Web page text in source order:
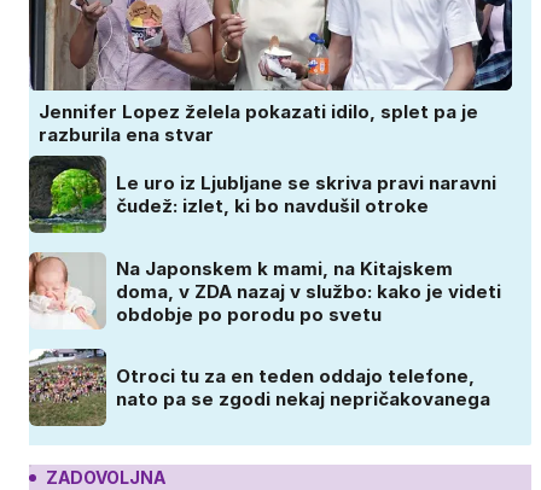
Jennifer Lopez želela pokazati idilo, splet pa je
razburila ena stvar
Le uro iz Ljubljane se skriva pravi naravni
čudež: izlet, ki bo navdušil otroke
Na Japonskem k mami, na Kitajskem
doma, v ZDA nazaj v službo: kako je videti
obdobje po porodu po svetu
Otroci tu za en teden oddajo telefone,
nato pa se zgodi nekaj nepričakovanega
ZADOVOLJNA